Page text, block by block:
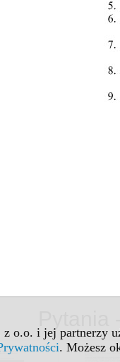
z o.o. i jej partnerzy
. Możesz